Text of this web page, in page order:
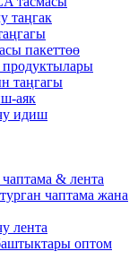
таңгак
пакеттөө
продуктылары
таңгагы
аяк
идиш
& лента
чаптама жана
лента
оптом